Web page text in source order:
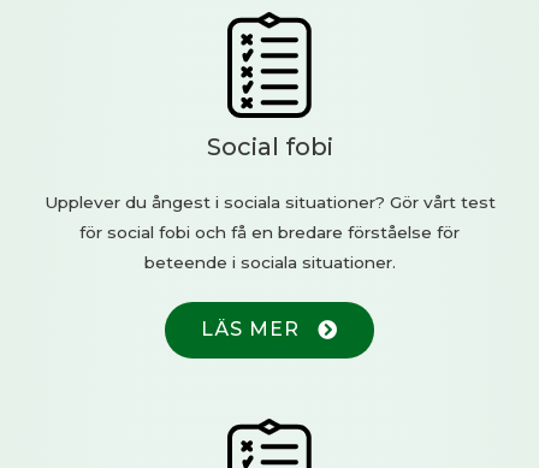
Social fobi
Upplever du ångest i sociala situationer? Gör vårt test
för social fobi och få en bredare förståelse för
beteende i sociala situationer.
LÄS MER